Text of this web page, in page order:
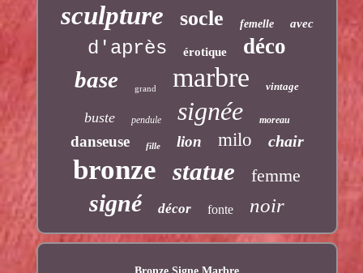
sculpture socle femelle avec
d'après érotique déco
base grand marbre vintage
buste pendule signée moreau
danseuse fille lion milo chair
bronze statue femme
signé décor fonte noir